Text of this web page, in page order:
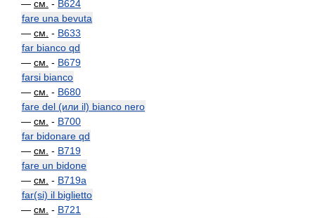
— см. - B624
fare una bevuta
— см. - B633
far bianco qd
— см. - B679
farsi bianco
— см. - B680
fare del (или il) bianco nero
— см. - B700
far bidonare qd
— см. - B719
fare un bidone
— см. - B719a
far(si) il biglietto
— см. - B721